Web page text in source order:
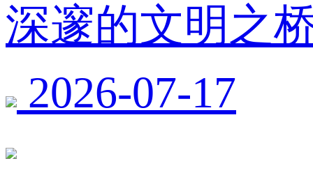
深邃的文明之
2026-07-17